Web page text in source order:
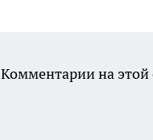
Комментарии на